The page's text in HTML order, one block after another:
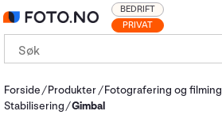
PRIVAT
BEDRIFT
Forside Produkter Fotografering og filming
Stabilisering
Gimbal